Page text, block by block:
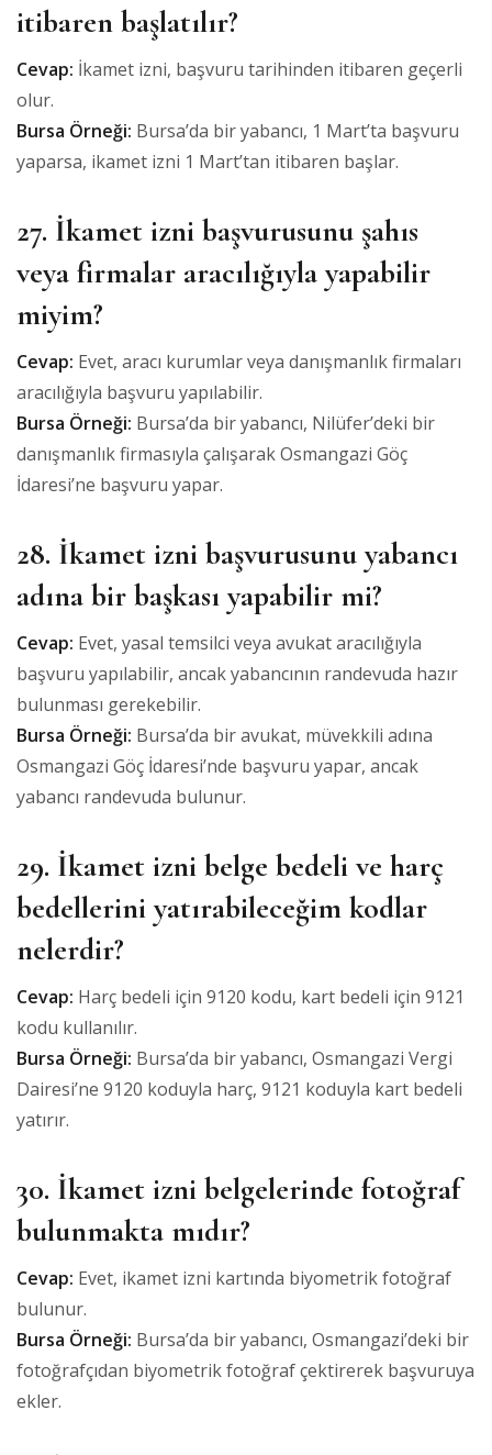
itibaren başlatılır?
Cevap: İkamet izni, başvuru tarihinden itibaren geçerli
olur.
Bursa Örneği: Bursa’da bir yabancı, 1 Mart’ta başvuru
yaparsa, ikamet izni 1 Mart’tan itibaren başlar.
27. İkamet izni başvurusunu şahıs
veya firmalar aracılığıyla yapabilir
miyim?
Cevap: Evet, aracı kurumlar veya danışmanlık firmaları
aracılığıyla başvuru yapılabilir.
Bursa Örneği: Bursa’da bir yabancı, Nilüfer’deki bir
danışmanlık firmasıyla çalışarak Osmangazi Göç
İdaresi’ne başvuru yapar.
28. İkamet izni başvurusunu yabancı
adına bir başkası yapabilir mi?
Cevap: Evet, yasal temsilci veya avukat aracılığıyla
başvuru yapılabilir, ancak yabancının randevuda hazır
bulunması gerekebilir.
Bursa Örneği: Bursa’da bir avukat, müvekkili adına
Osmangazi Göç İdaresi’nde başvuru yapar, ancak
yabancı randevuda bulunur.
29. İkamet izni belge bedeli ve harç
bedellerini yatırabileceğim kodlar
nelerdir?
Cevap: Harç bedeli için 9120 kodu, kart bedeli için 9121
kodu kullanılır.
Bursa Örneği: Bursa’da bir yabancı, Osmangazi Vergi
Dairesi’ne 9120 koduyla harç, 9121 koduyla kart bedeli
yatırır.
30. İkamet izni belgelerinde fotoğraf
bulunmakta mıdır?
Cevap: Evet, ikamet izni kartında biyometrik fotoğraf
bulunur.
Bursa Örneği: Bursa’da bir yabancı, Osmangazi’deki bir
fotoğrafçıdan biyometrik fotoğraf çektirerek başvuruya
ekler.